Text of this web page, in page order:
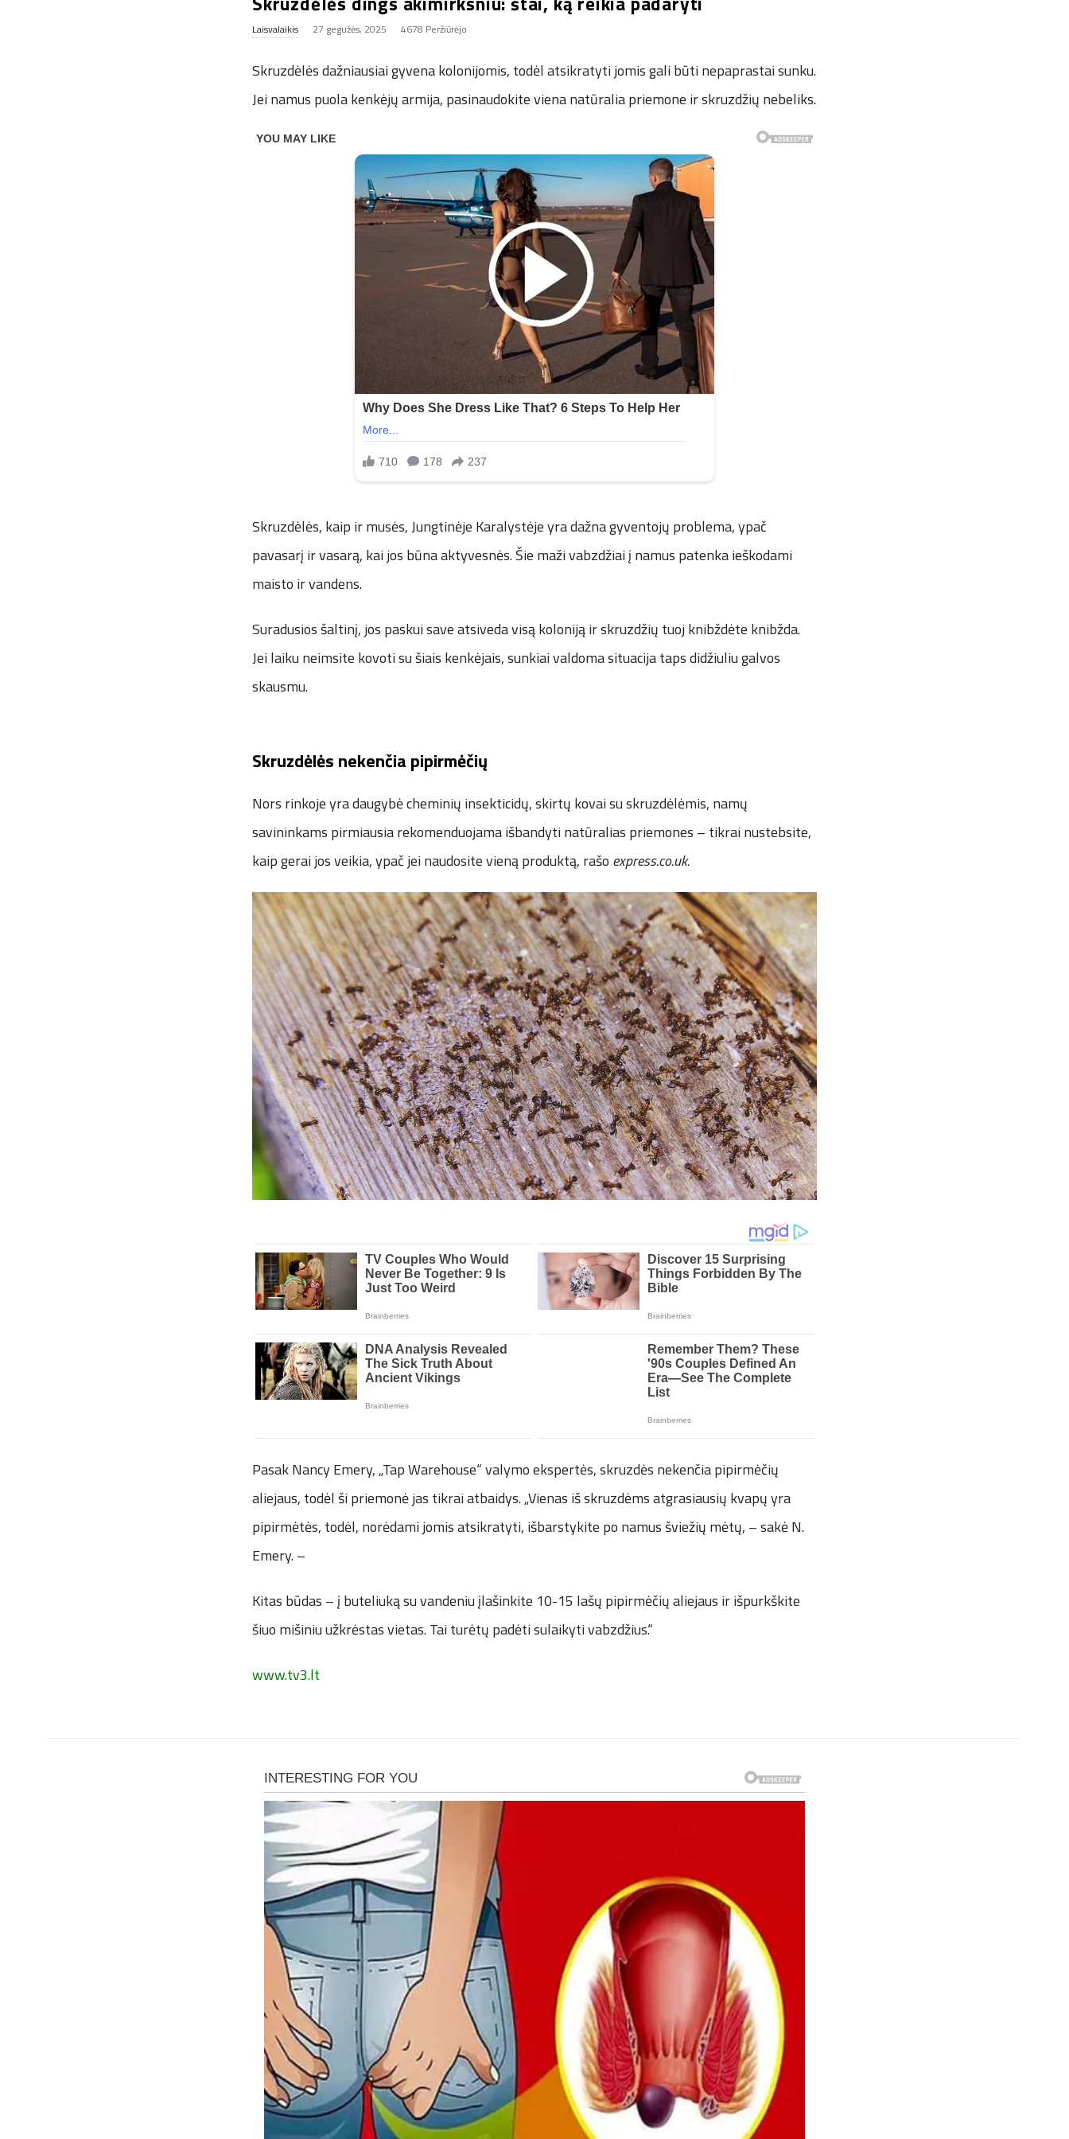
Laisvalaikis 27 gegužės, 2025 4678 Peržiūrėjo
Skruzdėlės dažniausiai gyvena kolonijomis, todėl atsikratyti jomis gali būti nepaprastai sunku.
Jei namus puola kenkėjų armija, pasinaudokite viena natūralia priemone ir skruzdžių nebeliks.
Skruzdėlės, kaip ir musės, Jungtinėje Karalystėje yra dažna gyventojų problema, ypač
pavasarį ir vasarą, kai jos būna aktyvesnės. Šie maži vabzdžiai į namus patenka ieškodami
maisto ir vandens.
Suradusios šaltinį, jos paskui save atsiveda visą koloniją ir skruzdžių tuoj knibždėte knibžda.
Jei laiku neimsite kovoti su šiais kenkėjais, sunkiai valdoma situacija taps didžiuliu galvos
skausmu.
Skruzdėlės nekenčia pipirmėčių
Nors rinkoje yra daugybė cheminių insekticidų, skirtų kovai su skruzdėlėmis, namų
savininkams pirmiausia rekomenduojama išbandyti natūralias priemones – tikrai nustebsite,
kaip gerai jos veikia, ypač jei naudosite vieną produktą, rašo express.co.uk.
Pasak Nancy Emery, „Tap Warehouse“ valymo ekspertės, skruzdės nekenčia pipirmėčių
aliejaus, todėl ši priemonė jas tikrai atbaidys. „Vienas iš skruzdėms atgrasiausių kvapų yra
pipirmėtės, todėl, norėdami jomis atsikratyti, išbarstykite po namus šviežių mėtų, – sakė N.
Emery. –
Kitas būdas – į buteliuką su vandeniu įlašinkite 10-15 lašų pipirmėčių aliejaus ir išpurkškite
šiuo mišiniu užkrėstas vietas. Tai turėtų padėti sulaikyti vabzdžius.“
www.tv3.lt